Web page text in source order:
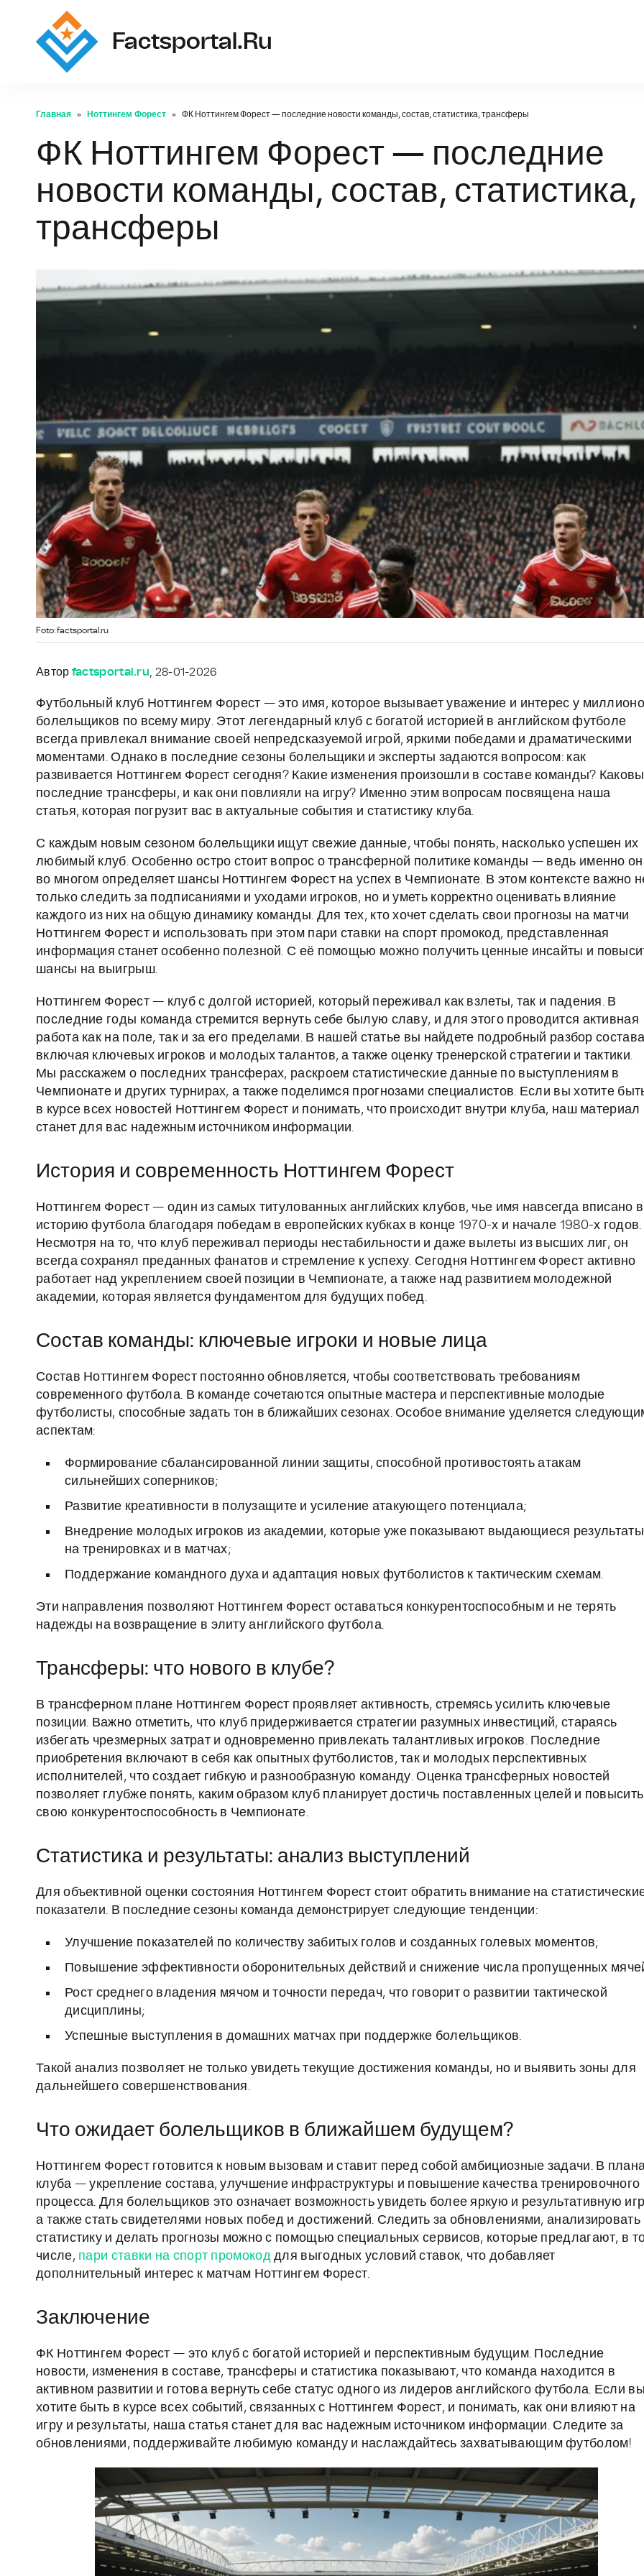
Factsportal.ru
Главная Ноттингем Форест ФК Ноттингем Форест — последние новости команды, состав, статистика, трансферы
ФК Ноттингем Форест — последние
новости команды, состав, статистика,
трансферы
Foto: factsportal.ru
Автор factsportal.ru, 28-01-2026
Футбольный клуб Ноттингем Форест — это имя, которое вызывает уважение и интерес у
болельщиков по всему миру. Этот легендарный клуб с богатой историей в английском футболе
всегда привлекал внимание своей непредсказуемой игрой, яркими победами и драматическими
моментами. Однако в последние сезоны болельщики и эксперты задаются вопросом: как
развивается Ноттингем Форест сегодня? Какие изменения произошли в составе команды? Каковы
последние трансферы, и как они повлияли на игру? Именно этим вопросам посвящена наша
статья, которая погрузит вас в актуальные события и статистику клуба.
С каждым новым сезоном болельщики ищут свежие данные, чтобы понять, насколько успешен их
любимый клуб. Особенно остро стоит вопрос о трансферной политике команды — ведь именно
во многом определяет шансы Ноттингем Форест на успех в Чемпионате. В этом контексте важно
только следить за подписаниями и уходами игроков, но и уметь корректно оценивать влияние
каждого из них на общую динамику команды. Для тех, кто хочет сделать свои прогнозы на матчи
Ноттингем Форест и использовать при этом пари ставки на спорт промокод, представленная
информация станет особенно полезной. С её помощью можно получить ценные инсайты и
шансы на выигрыш.
Ноттингем Форест — клуб с долгой историей, который переживал как взлеты, так и падения. В
последние годы команда стремится вернуть себе былую славу, и для этого проводится активная
работа как на поле, так и за его пределами. В нашей статье вы найдете подробный разбор
включая ключевых игроков и молодых талантов, а также оценку тренерской стратегии и тактики.
Мы расскажем о последних трансферах, раскроем статистические данные по выступлениям в
Чемпионате и других турнирах, а также поделимся прогнозами специалистов. Если вы хотите
в курсе всех новостей Ноттингем Форест и понимать, что происходит внутри клуба, наш материал
станет для вас надежным источником информации.
История и современность Ноттингем Форест
Ноттингем Форест — один из самых титулованных английских клубов, чье имя навсегда вписано в
историю футбола благодаря победам в европейских кубках в конце 1970-х и начале 1980-х годов.
Несмотря на то, что клуб переживал периоды нестабильности и даже вылеты из высших лиг, он
всегда сохранял преданных фанатов и стремление к успеху. Сегодня Ноттингем Форест активно
работает над укреплением своей позиции в Чемпионате, а также над развитием молодежной
академии, которая является фундаментом для будущих побед.
Состав команды: ключевые игроки и новые лица
Состав Ноттингем Форест постоянно обновляется, чтобы соответствовать требованиям
современного футбола. В команде сочетаются опытные мастера и перспективные молодые
футболисты, способные задать тон в ближайших сезонах. Особое внимание уделяется
аспектам:
Формирование сбалансированной линии защиты, способной противостоять атакам
сильнейших соперников;
Развитие креативности в полузащите и усиление атакующего потенциала;
Внедрение молодых игроков из академии, которые уже показывают выдающиеся результаты
на тренировках и в матчах;
Поддержание командного духа и адаптация новых футболистов к тактическим схемам.
Эти направления позволяют Ноттингем Форест оставаться конкурентоспособным и не терять
надежды на возвращение в элиту английского футбола.
Трансферы: что нового в клубе?
В трансферном плане Ноттингем Форест проявляет активность, стремясь усилить ключевые
позиции. Важно отметить, что клуб придерживается стратегии разумных инвестиций, стараясь
избегать чрезмерных затрат и одновременно привлекать талантливых игроков. Последние
приобретения включают в себя как опытных футболистов, так и молодых перспективных
исполнителей, что создает гибкую и разнообразную команду. Оценка трансферных новостей
позволяет глубже понять, каким образом клуб планирует достичь поставленных целей и повысить
свою конкурентоспособность в Чемпионате.
Статистика и результаты: анализ выступлений
Для объективной оценки состояния Ноттингем Форест стоит обратить внимание на
показатели. В последние сезоны команда демонстрирует следующие тенденции:
Улучшение показателей по количеству забитых голов и созданных голевых моментов;
Повышение эффективности оборонительных действий и снижение числа пропущенных
Рост среднего владения мячом и точности передач, что говорит о развитии тактической
дисциплины;
Успешные выступления в домашних матчах при поддержке болельщиков.
Такой анализ позволяет не только увидеть текущие достижения команды, но и выявить зоны для
дальнейшего совершенствования.
Что ожидает болельщиков в ближайшем будущем?
Ноттингем Форест готовится к новым вызовам и ставит перед собой амбициозные задачи. В
клуба — укрепление состава, улучшение инфраструктуры и повышение качества тренировочного
процесса. Для болельщиков это означает возможность увидеть более яркую и результативную
а также стать свидетелями новых побед и достижений. Следить за обновлениями, анализировать
статистику и делать прогнозы можно с помощью специальных сервисов, которые предлагают, в
числе, пари ставки на спорт промокоддля выгодных условий ставок, что добавляет
дополнительный интерес к матчам Ноттингем Форест.
Заключение
ФК Ноттингем Форест — это клуб с богатой историей и перспективным будущим. Последние
новости, изменения в составе, трансферы и статистика показывают, что команда находится в
активном развитии и готова вернуть себе статус одного из лидеров английского футбола. Если
хотите быть в курсе всех событий, связанных с Ноттингем Форест, и понимать, как они влияют на
игру и результаты, наша статья станет для вас надежным источником информации. Следите за
обновлениями, поддерживайте любимую команду и наслаждайтесь захватывающим футболом!